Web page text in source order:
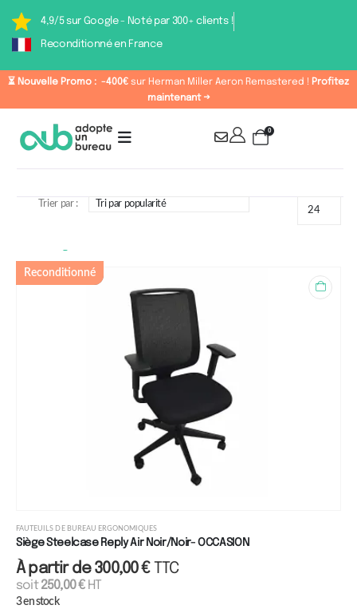
4,9/5 sur Google - Noté par 300+ clients !
Reconditionné en France
⏳ Nouvelle Promo : -400€ sur Herman Miller Aeron Remastered ! Profitez
maintenant →
0
Trier par :
Étiquette : Steelcase
Reconditionné
FAUTEUILS DE BUREAU ERGONOMIQUES
Siège Steelcase Reply Air Noir/Noir- OCCASION
À partir de300,00€ TTC
soit250,00€HT
3 en stock